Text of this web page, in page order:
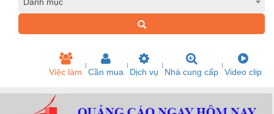
Danh mục
Việc làm Cần mua Dịch vụ Nhà cung cấp Video clip